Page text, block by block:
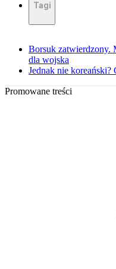
Tagi
Borsuk zatwierdzony.
dla wojska
Jednak nie
Promowane treści